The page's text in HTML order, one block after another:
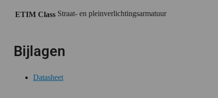
ETIM Class Straat- en pleinverlichtingsarmatuur
Bijlagen
Datasheet